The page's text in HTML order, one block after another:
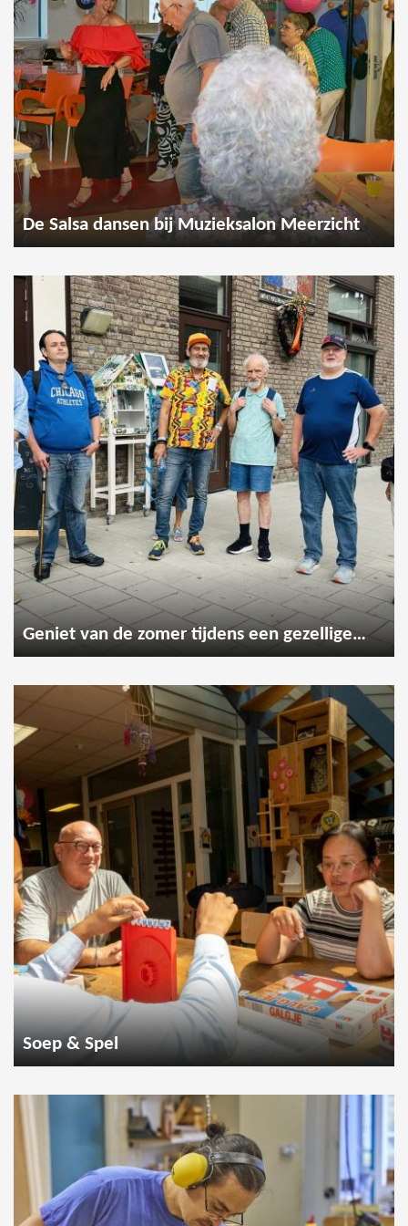
De Salsa dansen bij Muzieksalon Meerzicht
Geniet van de zomer tijdens een gezellige wandeling
Soep & Spel